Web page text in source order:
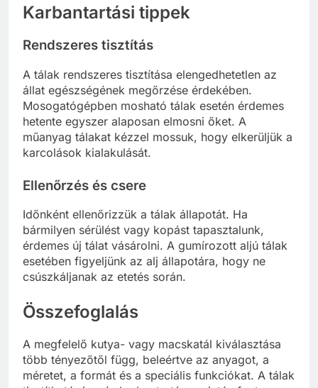
Karbantartási tippek
Rendszeres tisztítás
A tálak rendszeres tisztítása elengedhetetlen az
állat egészségének megőrzése érdekében.
Mosogatógépben mosható tálak esetén érdemes
hetente egyszer alaposan elmosni őket. A
műanyag tálakat kézzel mossuk, hogy elkerüljük a
karcolások kialakulását.
Ellenőrzés és csere
Időnként ellenőrizzük a tálak állapotát. Ha
bármilyen sérülést vagy kopást tapasztalunk,
érdemes új tálat vásárolni. A gumírozott aljú tálak
esetében figyeljünk az alj állapotára, hogy ne
csúszkáljanak az etetés során.
Összefoglalás
A megfelelő kutya- vagy macskatál kiválasztása
több tényezőtől függ, beleértve az anyagot, a
méretet, a formát és a speciális funkciókat. A tálak